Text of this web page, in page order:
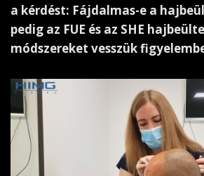
a kérdést: Fájdalmas-e a
pedig az FUE és az SHE
módszereket vesszük